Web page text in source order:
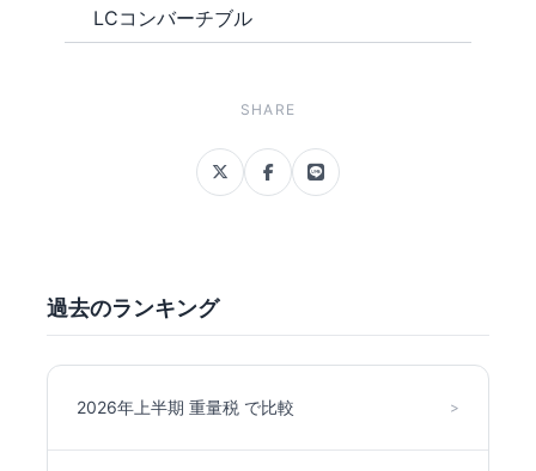
LCコンバーチブル
SHARE
過去のランキング
2026年上半期 重量税 で比較 >